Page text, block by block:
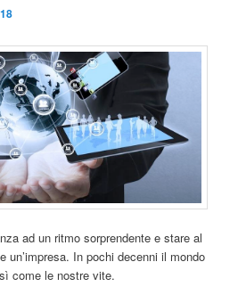
ad un ritmo sorprendente e stare al
un’impresa. In pochi decenni il mondo
come le nostre vite.